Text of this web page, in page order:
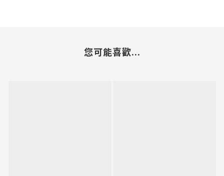
您可能喜歡...